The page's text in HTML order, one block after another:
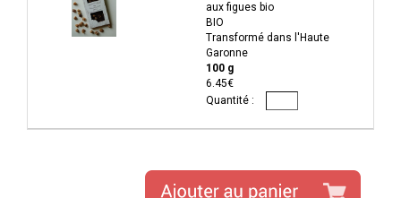
aux figues bio
BIO
Transformé dans l'Haute
Garonne
100 g
6.45€